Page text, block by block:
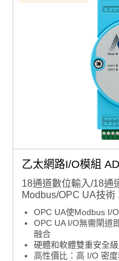
乙太網路I/O模組
18通道數位輸入/18通
Modbus/OPC UA技術
OPC UA使Modbus I/
OPC UA I/O無需閘道
融合
硬體和軟體雙重安全
高性價比：高 I/O 密